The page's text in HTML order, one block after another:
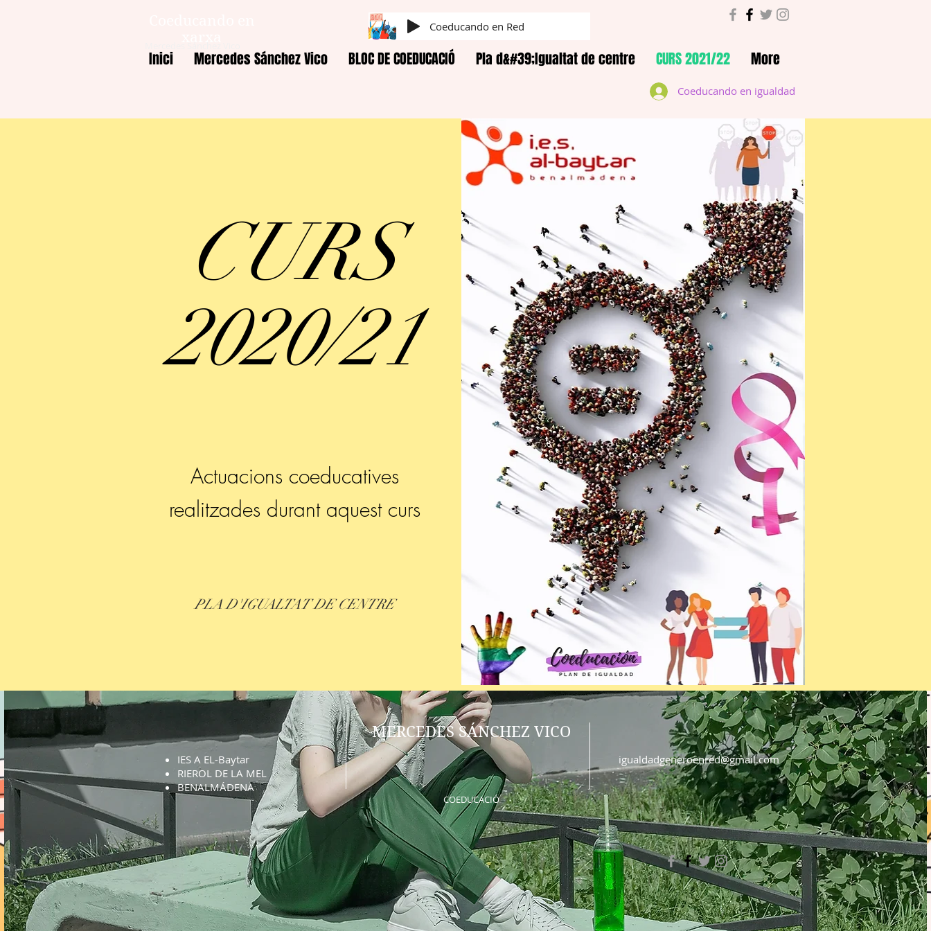
Inici Mercedes Sánchez Vico BLOC DE COEDUCACIÓ Pla d&#39;Igualtat de centre CURS 2021/22 More
Coeducando en igualdad
Coeducando en Red
CURS
2020/21
PLA D'IGUALTAT DE CENTRE
Actuacions coeducatives
realitzades durant aquest curs
IES A EL-Baytar
RIEROL DE LA MEL
BENALMÁDENA
MERCEDES SÁNCHEZ VICO
COEDUCACIÓ
igualdadgeneroenred@gmail.com